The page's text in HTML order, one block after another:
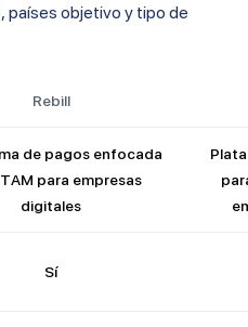
países objetivo y tipo de
Rebill
de pagos enfocada
para empresas
digitales
Sí